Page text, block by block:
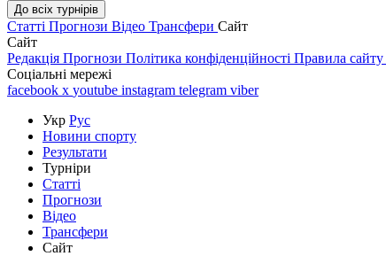
До всіх турнірів
Статті Прогнози Відео Трансфери Сайт
Сайт
Редакція Прогнози Політика конфіденційності Правила сайту
Соціальні мережі
facebook x youtube instagram telegram viber
Укр Рус
Новини спорту
Результати
Турніри
Статті
Прогнози
Відео
Трансфери
Сайт